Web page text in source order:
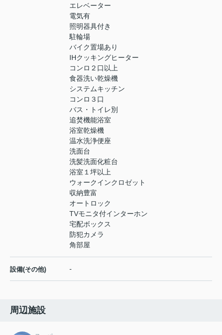
エレベーター
電気有
照明器具付き
駐輪場
バイク置場あり
IHクッキングヒーター
コンロ２口以上
食器洗い乾燥機
システムキッチン
コンロ３口
バス・トイレ別
追焚機能浴室
浴室乾燥機
温水洗浄便座
洗面台
洗髪洗面化粧台
浴室１坪以上
ウォークインクロゼット
収納豊富
オートロック
TVモニタ付インターホン
宅配ボックス
防犯カメラ
角部屋
設備(その他) -
周辺施設